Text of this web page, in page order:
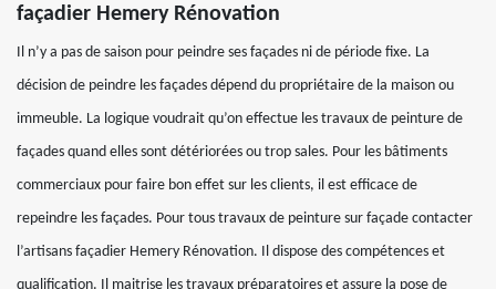
façadier Hemery Rénovation
Il n’y a pas de saison pour peindre ses façades ni de période fixe. La
décision de peindre les façades dépend du propriétaire de la maison ou
immeuble. La logique voudrait qu’on effectue les travaux de peinture de
façades quand elles sont détériorées ou trop sales. Pour les bâtiments
commerciaux pour faire bon effet sur les clients, il est efficace de
repeindre les façades. Pour tous travaux de peinture sur façade contacter
l’artisans façadier Hemery Rénovation. Il dispose des compétences et
qualification. Il maitrise les travaux préparatoires et assure la pose de